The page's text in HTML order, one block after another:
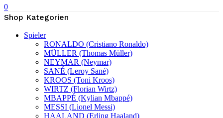
0
Shop Kategorien
Spieler
RONALDO (Cristiano Ronaldo)
MÜLLER (Thomas Müller)
NEYMAR (Neymar)
SANÉ (Leroy Sané)
KROOS (Toni Kroos)
WIRTZ (Florian Wirtz)
MBAPPÉ (Kylian Mbappé)
MESSI (Lionel Messi)
HAALAND (Erling Haaland)